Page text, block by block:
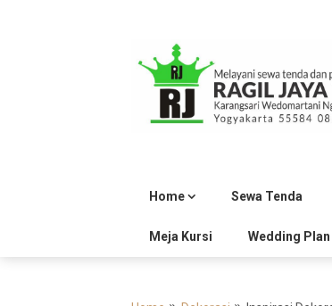
Home Sewa Tenda
Meja Kursi Wedding Plan